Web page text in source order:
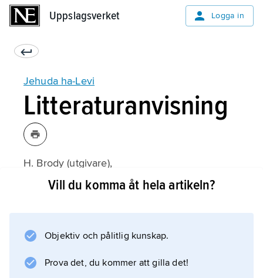
Uppslagsverket Logga in
Jehuda ha-Levi
Litteraturanvisning
H. Brody (utgivare),
Diwan des Abu-l-Hasan Jehuda ha-Levi
Vill du komma åt hela artikeln?
Objektiv och pålitlig kunskap.
Prova det, du kommer att gilla det!